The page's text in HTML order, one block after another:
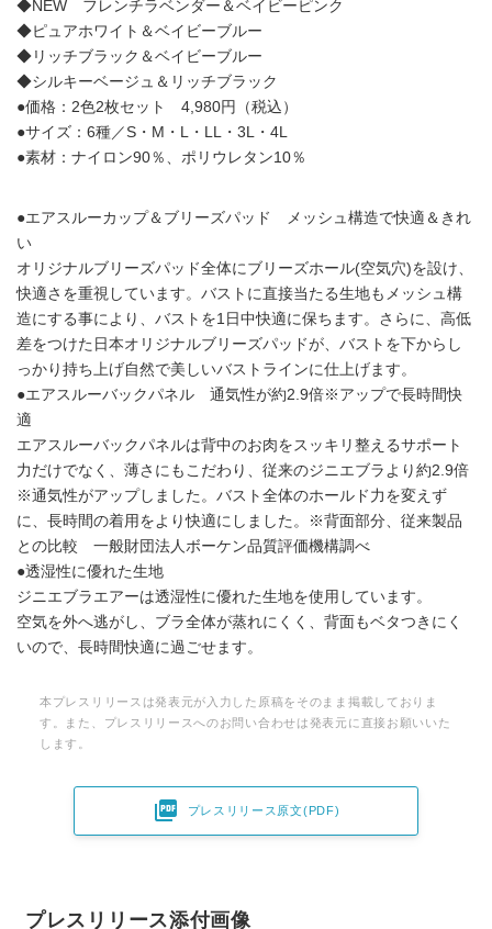
◆NEW フレンチラベンダー＆ベイビーピンク
◆ピュアホワイト＆ベイビーブルー
◆リッチブラック＆ベイビーブルー
◆シルキーベージュ＆リッチブラック
●価格：2色2枚セット 4,980円（税込）
●サイズ：6種／S・M・L・LL・3L・4L
●素材：ナイロン90％、ポリウレタン10％
●エアスルーカップ＆ブリーズパッド メッシュ構造で快適＆きれ
い
オリジナルブリーズパッド全体にブリーズホール(空気穴)を設け、
快適さを重視しています。バストに直接当たる生地もメッシュ構
造にする事により、バストを1日中快適に保ちます。さらに、高低
差をつけた日本オリジナルブリーズパッドが、バストを下からし
っかり持ち上げ自然で美しいバストラインに仕上げます。
●エアスルーバックパネル 通気性が約2.9倍※アップで長時間快
適
エアスルーバックパネルは背中のお肉をスッキリ整えるサポート
力だけでなく、薄さにもこだわり、従来のジニエブラより約2.9倍
※通気性がアップしました。バスト全体のホールド力を変えず
に、長時間の着用をより快適にしました。※背面部分、従来製品
との比較 一般財団法人ボーケン品質評価機構調べ
●透湿性に優れた生地
ジニエブラエアーは透湿性に優れた生地を使用しています。
空気を外へ逃がし、ブラ全体が蒸れにくく、背面もベタつきにく
いので、長時間快適に過ごせます。
本プレスリリースは発表元が入力した原稿をそのまま掲載しておりま
す。また、プレスリリースへのお問い合わせは発表元に直接お願いいた
します。
 プレスリリース原文(PDF)
プレスリリース添付画像
Japanese